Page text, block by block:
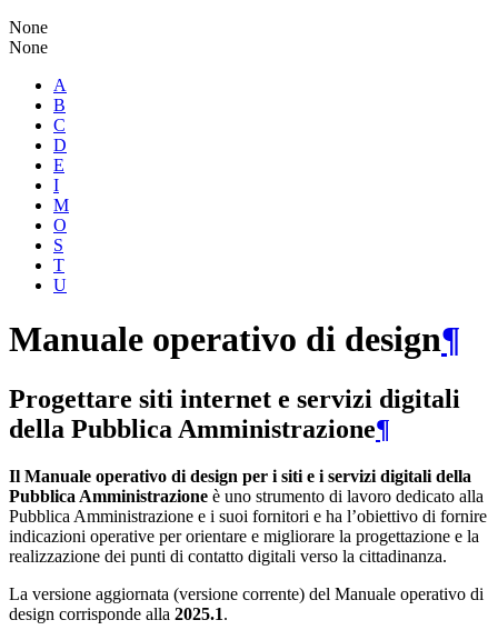
None
None
A
B
C
D
E
I
M
O
S
T
U
Manuale operativo di design¶
Progettare siti internet e servizi digitali
della Pubblica Amministrazione¶
Il Manuale operativo di design per i siti e i servizi digitali della
Pubblica Amministrazione è uno strumento di lavoro dedicato alla
Pubblica Amministrazione e i suoi fornitori e ha l’obiettivo di fornire
indicazioni operative per orientare e migliorare la progettazione e la
realizzazione dei punti di contatto digitali verso la cittadinanza.
La versione aggiornata (versione corrente) del Manuale operativo di
design corrisponde alla 2025.1.